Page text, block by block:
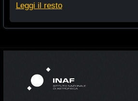
Leggi il resto